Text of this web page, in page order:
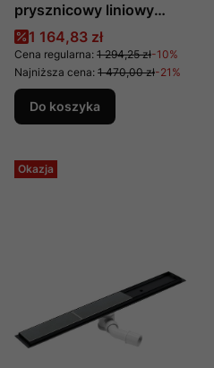
prysznicowy liniowy
80cm złoty z rusztem do
wklejenia płytki Stilio
Gold
INEX.1515.800.P.GL
Cena promocyjna
1 164,83 zł
Cena regularna: 1 294,25 zł-10%
Najniższa cena: 1 470,00 zł-21%
Do koszyka
Okazja